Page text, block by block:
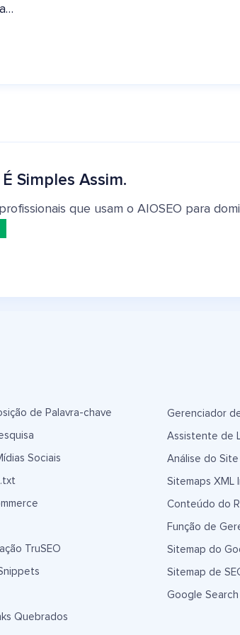
Simples Assim.
que usam o AIOSEO para
de Palavra-chave
Sociais
TruSEO
Quebrados
Gerenciador
Assistente de
Análise do
Sitemaps XML
Conteúdo do
Função de
Sitemap do
Sitemap de
Google